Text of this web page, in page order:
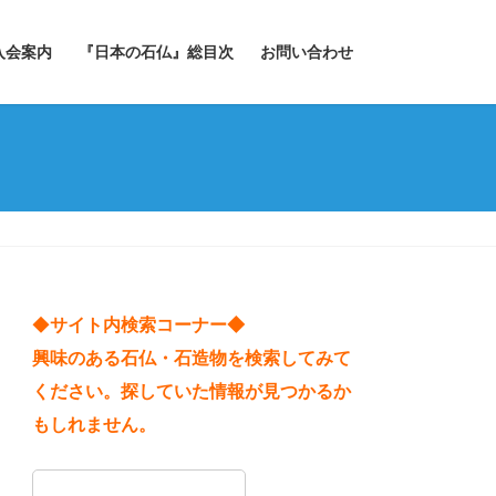
会案内 『日本の石仏』総目次 お問い合わせ
◆サイト内検索コーナー◆
興味のある石仏・石造物を検索してみて
ください。探していた情報が見つかるか
もしれません。